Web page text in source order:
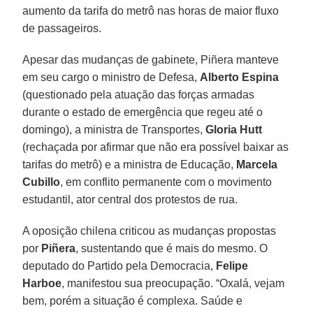
aumento da tarifa do metrô nas horas de maior fluxo
de passageiros.
Apesar das mudanças de gabinete, Piñera manteve
em seu cargo o ministro de Defesa, Alberto Espina
(questionado pela atuação das forças armadas
durante o estado de emergência que regeu até o
domingo), a ministra de Transportes,Gloria Hutt
(rechaçada por afirmar que não era possível baixar as
tarifas do metrô) e a ministra de Educação, Marcela
Cubillo, em conflito permanente com o movimento
estudantil, ator central dos protestos de rua.
A oposição chilena criticou as mudanças propostas
por Piñera, sustentando que é mais do mesmo. O
deputado do Partido pela Democracia, Felipe
Harboe, manifestou sua preocupação. “Oxalá, vejam
bem, porém a situação é complexa. Saúde e